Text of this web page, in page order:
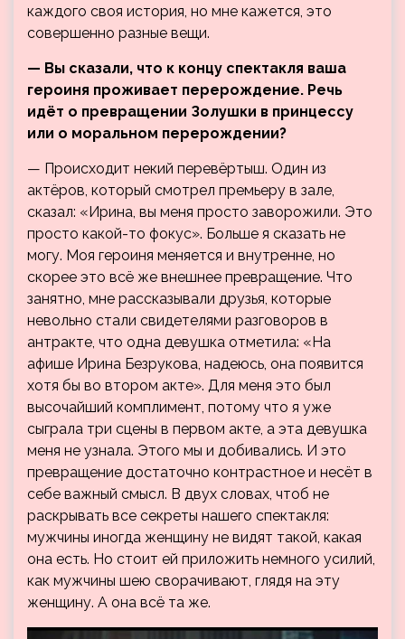
каждого своя история, но мне кажется, это
совершенно разные вещи.
— Вы сказали, что к концу спектакля ваша
героиня проживает перерождение. Речь
идёт о превращении Золушки в принцессу
или о моральном перерождении?
— Происходит некий перевёртыш. Один из
актёров, который смотрел премьеру в зале,
сказал: «Ирина, вы меня просто заворожили. Это
просто какой-то фокус». Больше я сказать не
могу. Моя героиня меняется и внутренне, но
скорее это всё же внешнее превращение. Что
занятно, мне рассказывали друзья, которые
невольно стали свидетелями разговоров в
антракте, что одна девушка отметила: «На
афише Ирина Безрукова, надеюсь, она появится
хотя бы во втором акте». Для меня это был
высочайший комплимент, потому что я уже
сыграла три сцены в первом акте, а эта девушка
меня не узнала. Этого мы и добивались. И это
превращение достаточно контрастное и несёт в
себе важный смысл. В двух словах, чтоб не
раскрывать все секреты нашего спектакля:
мужчины иногда женщину не видят такой, какая
она есть. Но стоит ей приложить немного усилий,
как мужчины шею сворачивают, глядя на эту
женщину. А она всё та же.